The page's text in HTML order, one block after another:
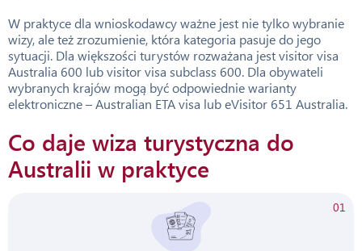
W praktyce dla wnioskodawcy ważne jest nie tylko wybranie
wizy, ale też zrozumienie, która kategoria pasuje do jego
sytuacji. Dla większości turystów rozważana jest visitor visa
Australia 600 lub visitor visa subclass 600. Dla obywateli
wybranych krajów mogą być odpowiednie warianty
elektroniczne – Australian ETA visa lub eVisitor 651 Australia.
Co daje wiza turystyczna do
Australii w praktyce
01